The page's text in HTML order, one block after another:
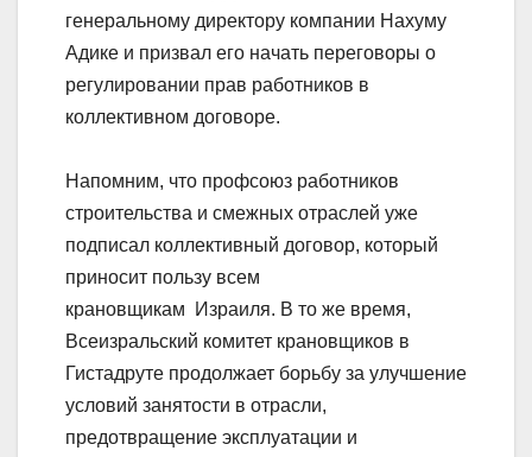
генеральному директору компании Нахуму
Адике и призвал его начать переговоры о
регулировании прав работников в
коллективном договоре.
Напомним, что профсоюз работников
строительства и смежных отраслей уже
подписал коллективный договор, который
приносит пользу всем
крановщикам Израиля. В то же время,
Всеизральский комитет крановщиков в
Гистадруте продолжает борьбу за улучшение
условий занятости в отрасли,
предотвращение эксплуатации и